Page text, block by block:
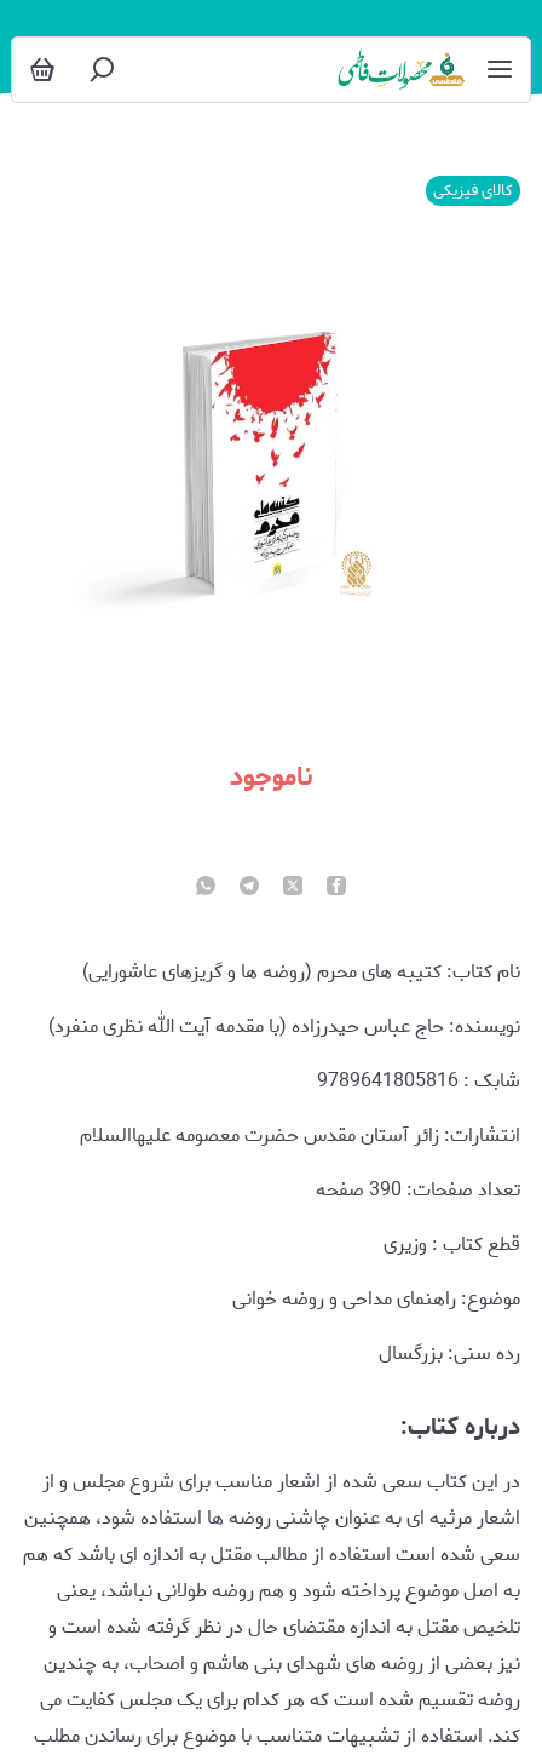
کالای فیزیکی
ناموجود
نام کتاب: کتیبه های محرم (روضه ها و گریزهای عاشورایی)
نویسنده: حاج عباس حیدرزاده (با مقدمه آیت الله نظری منفرد)
شابک : 9789641805816
انتشارات: زائر آستان مقدس حضرت معصومه علیهاالسلام
تعداد صفحات: 390 صفحه
قطع کتاب : وزیری
موضوع: راهنمای مداحی و روضه خوانی
رده سنی: بزرگسال
درباره کتاب:
در این کتاب سعی شده از اشعار مناسب برای شروع مجلس و از
اشعار مرثیه ای به عنوان چاشنی روضه ها استفاده شود، همچنین
سعی شده است استفاده از مطالب مقتل به اندازه ای باشد که هم
به اصل موضوع پرداخته شود و هم روضه طولانی نباشد، یعنی
تلخیص مقتل به اندازه مقتضای حال در نظر گرفته شده است و
نیز بعضی از روضه های شهدای بنی هاشم و اصحاب، به چندین
روضه تقسیم شده است که هر کدام برای یک مجلس کفایت می
کند. استفاده از تشبیهات متناسب با موضوع برای رساندن مطلب